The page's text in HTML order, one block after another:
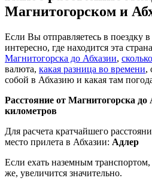
Магнитогорском и
Если Вы отправляетесь в поездку
интересно, где находится эта
Магнитогорска до Абхазии,
валюта, какая разница во времени,
собой в Абхазию и какая там
Расстояние от Магнитогорска до
километров
Для расчета кратчайшего
место прилета в Абхазии: Адлер
Если ехать наземным транспортом,
же, увеличится значительно.